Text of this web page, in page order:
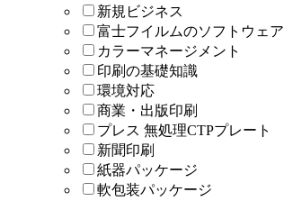
新規ビジネス
富士フイルムのソフトウェア
カラーマネージメント
印刷の基礎知識
環境対応
商業・出版印刷
プレス 無処理CTPプレート
新聞印刷
紙器パッケージ
軟包装パッケージ